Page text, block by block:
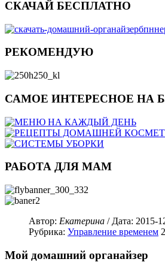
СКАЧАЙ БЕСПЛАТНО
РЕКОМЕНДУЮ
САМОЕ ИНТЕРЕСНОЕ НА
РАБОТА ДЛЯ МАМ
Автор: Екатерина / Дата: 2015-
Рубрика: Управление временем 2
Мой домашний органайзер